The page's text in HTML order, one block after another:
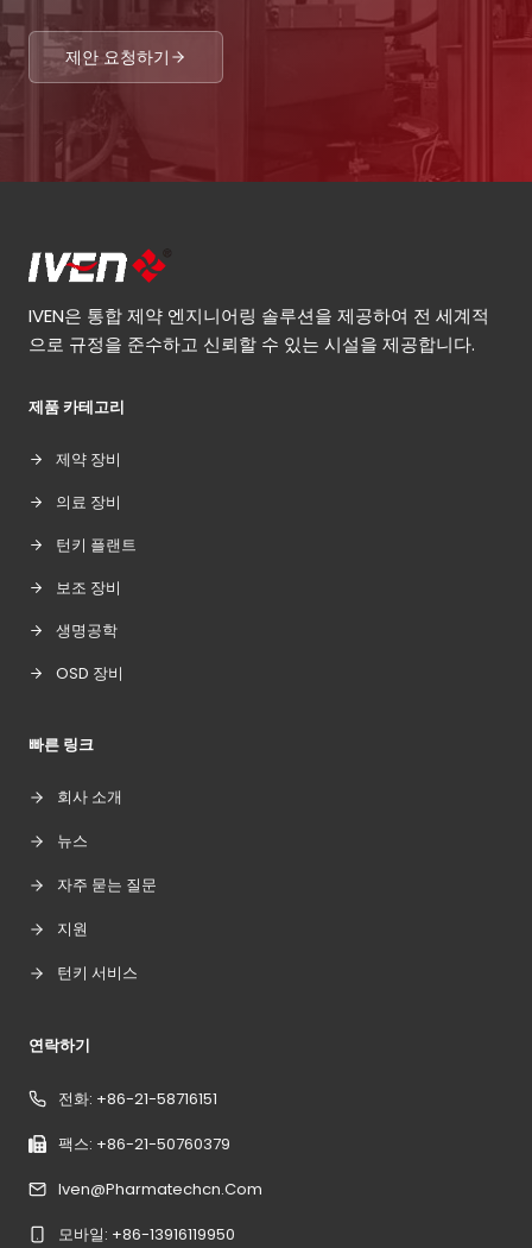
제안 요청하기
IVEN은 통합 제약 엔지니어링 솔루션을 제공하여 전 세계적
으로 규정을 준수하고 신뢰할 수 있는 시설을 제공합니다.
제품 카테고리
제약 장비
의료 장비
턴키 플랜트
보조 장비
생명공학
OSD 장비
빠른 링크
회사 소개
뉴스
자주 묻는 질문
지원
턴키 서비스
연락하기
전화: +86-21-58716151
팩스: +86-21-50760379
Iven@pharmatechcn.com
모바일: +86-13916119950